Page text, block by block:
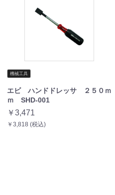
機械工具
エビ ハンドドレッサ ２５０ｍ
ｍ SHD-001
￥3,471
￥3,818 (税込)